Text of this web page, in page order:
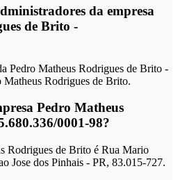
da empresa
de Brito -
Pedro Matheus Rodrigues de Brito -
Matheus Rodrigues de Brito.
Pedro Matheus
0001-98?
Rodrigues de Brito é Rua Mario
Jose dos Pinhais - PR, 83.015-727.